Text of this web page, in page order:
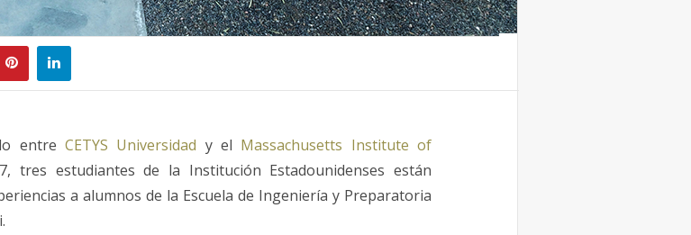
entre CETYS Universidad y el Massachusetts Institute of
tres estudiantes de la Institución Estadounidenses están
a alumnos de la Escuela de Ingeniería y Preparatoria